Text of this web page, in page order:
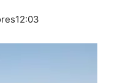
12:03